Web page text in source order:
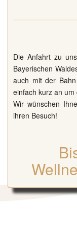
Die Anfahrt zu
Bayerischen
auch mit der
einfach kurz an
Wir wünschen
ihren Besuch!